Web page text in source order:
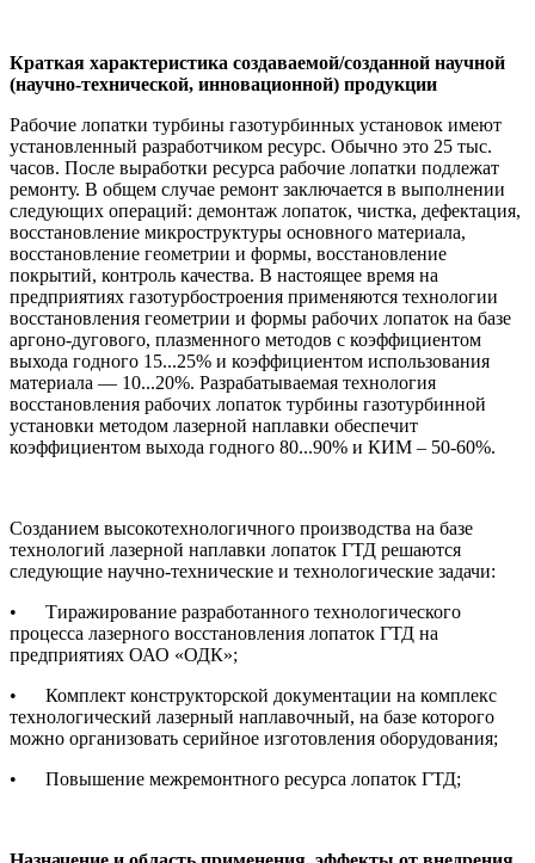
Краткая характеристика создаваемой/созданной научной
(научно-технической, инновационной) продукции
Рабочие лопатки турбины газотурбинных установок имеют
установленный разработчиком ресурс. Обычно это 25 тыс.
часов. После выработки ресурса рабочие лопатки подлежат
ремонту. В общем случае ремонт заключается в выполнении
следующих операций: демонтаж лопаток, чистка, дефектация,
восстановление микроструктуры основного материала,
восстановление геометрии и формы, восстановление
покрытий, контроль качества. В настоящее время на
предприятиях газотурбостроения применяются технологии
восстановления геометрии и формы рабочих лопаток на базе
аргоно-дугового, плазменного методов с коэффициентом
выхода годного 15...25% и коэффициентом использования
материала — 10...20%. Разрабатываемая технология
восстановления рабочих лопаток турбины газотурбинной
установки методом лазерной наплавки обеспечит
коэффициентом выхода годного 80...90% и КИМ – 50-60%.
Созданием высокотехнологичного производства на базе
технологий лазерной наплавки лопаток ГТД решаются
следующие научно-технические и технологические задачи:
• Тиражирование разработанного технологического
процесса лазерного восстановления лопаток ГТД на
предприятиях ОАО «ОДК»;
• Комплект конструкторской документации на комплекс
технологический лазерный наплавочный, на базе которого
можно организовать серийное изготовления оборудования;
• Повышение межремонтного ресурса лопаток ГТД;